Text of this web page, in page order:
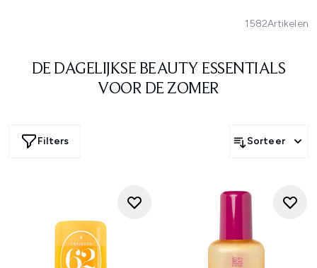
1582Artikelen
DE DAGELIJKSE BEAUTY ESSENTIALS
VOOR DE ZOMER
Filters Sorteer